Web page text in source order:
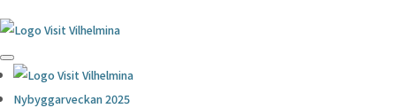
Nybyggarveckan 2025